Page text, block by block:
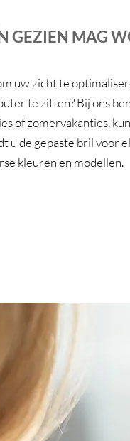
GEZIEN MAG
uw zicht te
te zitten? Bij ons
of zomervakanties,
de gepaste bril voor
kleuren en modellen.